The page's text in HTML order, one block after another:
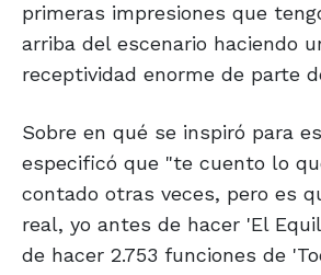
primeras impresiones que
arriba del escenario haciendo
receptividad enorme de parte
Sobre en qué se inspiró para
especificó que "te cuento lo
contado otras veces, pero es
real, yo antes de hacer 'El
de hacer 2.753 funciones de